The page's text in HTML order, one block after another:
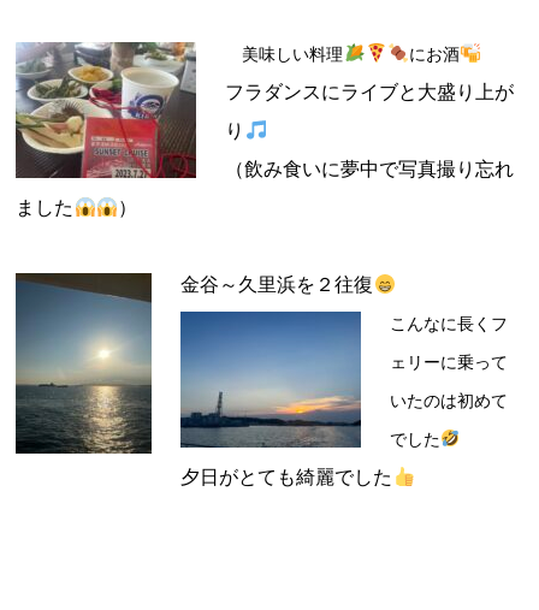
美味しい料理 にお酒
フラダンスにライブと大盛り上が
り
（飲み食いに夢中で写真撮り忘れ
ました
）
金谷～久里浜を２往復
こんなに長くフ
ェリーに乗って
いたのは初めて
でした
夕日がとても綺麗でした